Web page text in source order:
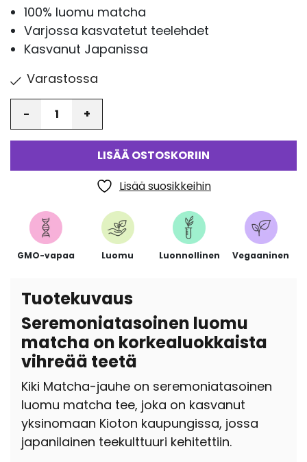
100% luomu matcha
Varjossa kasvatetut teelehdet
Kasvanut Japanissa
Varastossa
LISÄÄ OSTOSKORIIN
Lisää suosikkeihin
GMO-vapaa Luomu Luonnollinen Vegaaninen
Tuotekuvaus
Seremoniatasoinen luomu
matcha on korkealuokkaista
vihreää teetä
Kiki Matcha-jauhe on seremoniatasoinen
luomu matcha tee, joka on kasvanut
yksinomaan Kioton kaupungissa, jossa
japanilainen teekulttuuri kehitettiin.